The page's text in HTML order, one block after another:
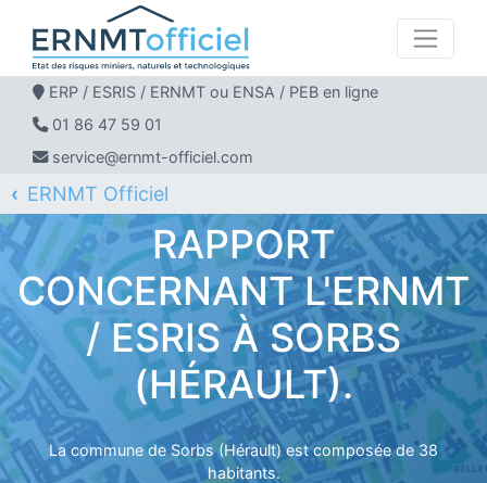
ERP / ESRIS / ERNMT ou ENSA / PEB en ligne
01 86 47 59 01
service@ernmt-officiel.com
ERNMT Officiel
ERP / ESRIS / ERNMT pour SORBS
RAPPORT
CONCERNANT L'ERNMT
/ ESRIS À SORBS
(HÉRAULT).
La commune de Sorbs (Hérault) est composée de 38
habitants.